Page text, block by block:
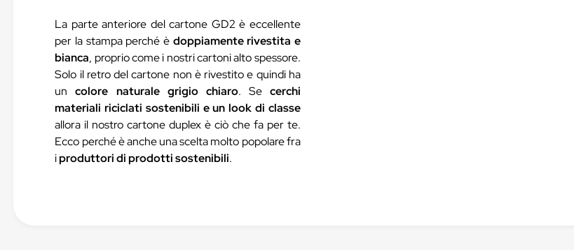
La parte anteriore del cartone GD2 è eccellente
per la stampa perché è doppiamente rivestita e
bianca, proprio come i nostri cartoni alto spessore.
Solo il retro del cartone non è rivestito e quindi ha
uncolore naturale grigio chiaro. Se cerchi
materiali riciclati sostenibili e un look di classe
allora il nostro cartone duplex è ciò che fa per te.
Ecco perché è anche una scelta molto popolare fra
iproduttori di prodotti sostenibili.